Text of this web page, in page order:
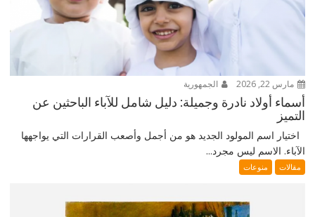
مارس 22, 2026 الجمهورية
أسماء أولاد نادرة وجميلة: دليل شامل للآباء الباحثين عن
التميز
اختيار اسم المولود الجديد هو من أجمل وأصعب القرارات التي يواجهها
الآباء. الاسم ليس مجرد...
مقالات منوعات